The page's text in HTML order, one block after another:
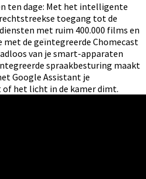
ten dage: Met het intelligente
toegang tot de
met ruim 400.000 films en
met de geïntegreerde Chomecast
van je smart-apparaten
spraakbesturing maakt
Google Assistant je
het licht in de kamer dimt.